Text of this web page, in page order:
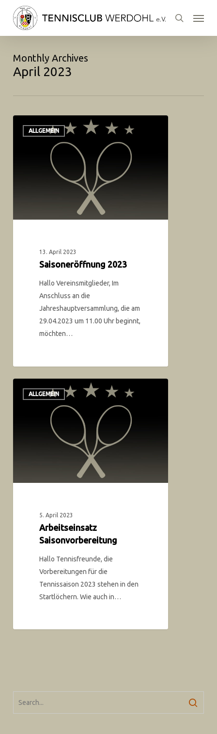
search
Menu
Monthly Archives
April 2023
ALLGEMEIN
13. April 2023
Saisoneröffnung 2023
Hallo Vereinsmitglieder, Im
Anschluss an die
Jahreshauptversammlung, die am
29.04.2023 um 11.00 Uhr beginnt,
möchten…
ALLGEMEIN
5. April 2023
Arbeitseinsatz
Saisonvorbereitung
Hallo Tennisfreunde, die
Vorbereitungen für die
Tennissaison 2023 stehen in den
Startlöchern. Wie auch in…